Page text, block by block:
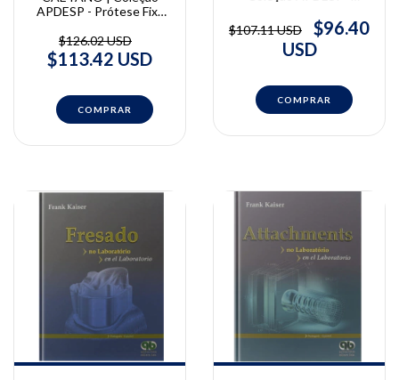
APDESP - Prótese Fixa
II | Pablio Caetano
$126.02 USD
$113.42 USD
Cerâmico - Vol. II | Pablio
Caetano
$107.11 USD
$96.40
USD